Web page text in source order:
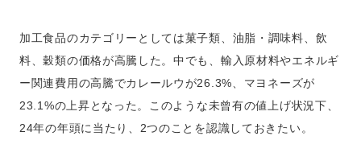
加工食品のカテゴリーとしては菓子類、油脂・調味料、飲
料、穀類の価格が高騰した。中でも、輸入原材料やエネルギ
ー関連費用の高騰でカレールウが26.3%、マヨネーズが
23.1%の上昇となった。このような未曾有の値上げ状況下、
24年の年頭に当たり、2つのことを認識しておきたい。